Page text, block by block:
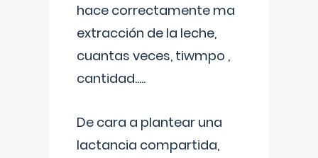
hace correctamente ma
extracción de la leche,
cuantas veces, tiwmpo ,
cantidad.....
De cara a plantear una
lactancia compartida,